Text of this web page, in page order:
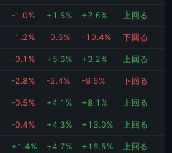
-1.0% +1.5% +7.6% 上回る
-1.2% -0.6% -10.4% 下回る
-0.1% +5.6% +3.2% 上回る
-2.8% -2.4% -9.5% 下回る
-0.5% +4.1% +8.1% 上回る
-0.4% +4.3% +13.0% 上回る
+1.4% +4.7% +16.5% 上回る